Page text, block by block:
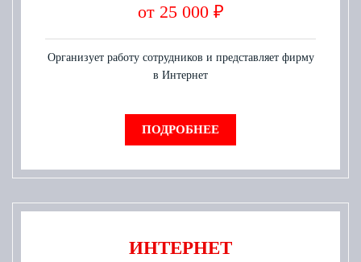
от 25 000 ₽
Организует работу сотрудников и представляет фирму
в Интернет
ПОДРОБНЕЕ
ИНТЕРНЕТ